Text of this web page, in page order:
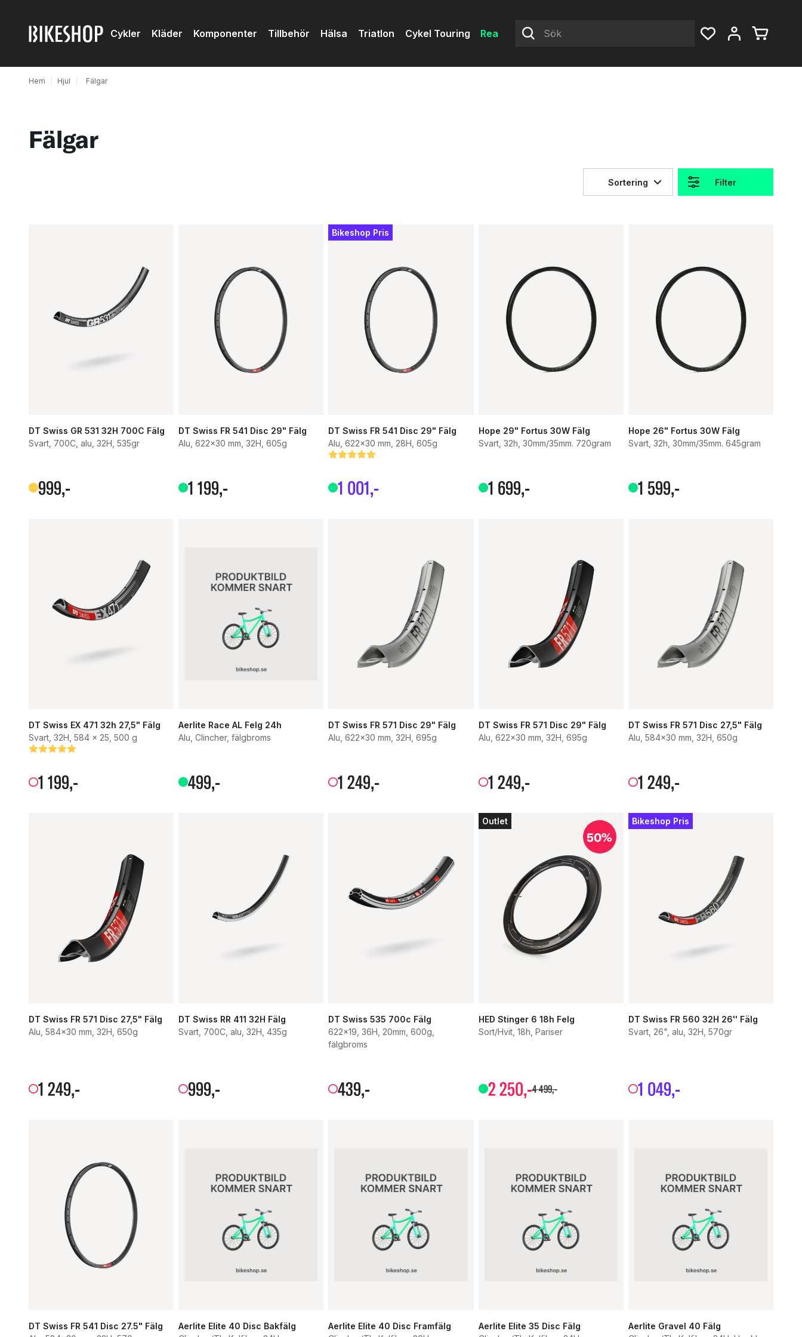
Cykler Kläder Komponenter Tillbehör Hälsa Triatlon Cykel Touring Rea
Hem Hjul Fälgar
Fälgar
Filter
Sortering
DT Swiss GR 531 32H 700C Fälg
Svart, 700C, alu, 32H, 535gr
999,-
DT Swiss FR 541 Disc 29" Fälg
Alu, 622x30 mm, 32H, 605g
1 199,-
Bikeshop Pris
DT Swiss FR 541 Disc 29" Fälg
Alu, 622x30 mm, 28H, 605g
Betyg:
5.0 utav 5 stjärnor
1 001,-
Hope 29" Fortus 30W Fälg
Svart, 32h, 30mm/35mm. 720gram
1 699,-
Hope 26" Fortus 30W Fälg
Svart, 32h, 30mm/35mm. 645gram
1 599,-
DT Swiss EX 471 32h 27,5" Fälg
Svart, 32H, 584 x 25, 500 g
Betyg:
5.0 utav 5 stjärnor
1 199,-
Aerlite Race AL Felg 24h
Alu, Clincher, fälgbroms
499,-
DT Swiss FR 571 Disc 29" Fälg
Alu, 622x30 mm, 32H, 695g
1 249,-
DT Swiss FR 571 Disc 29" Fälg
Alu, 622x30 mm, 32H, 695g
1 249,-
DT Swiss FR 571 Disc 27,5" Fälg
Alu, 584x30 mm, 32H, 650g
1 249,-
DT Swiss FR 571 Disc 27,5" Fälg
Alu, 584x30 mm, 32H, 650g
1 249,-
DT Swiss RR 411 32H Fälg
Svart, 700C, alu, 32H, 435g
999,-
DT Swiss 535 700c Fälg
622x19, 36H, 20mm, 600g,
fälgbroms
439,-
Outlet
50%
HED Stinger 6 18h Felg
Sort/Hvit, 18h, Pariser
2250,-4499,-
Bikeshop Pris
DT Swiss FR 560 32H 26'' Fälg
Svart, 26", alu, 32H, 570gr
1 049,-
DT Swiss FR 541 Disc 27.5" Fälg
Aerlite Elite 40 Disc Bakfälg
Aerlite Elite 40 Disc Framfälg
Aerlite Elite 35 Disc Fälg
Aerlite Gravel 40 Fälg